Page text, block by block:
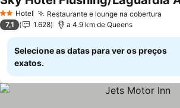
2 Estrelas
Hotel Restaurante e lounge na cobertura
7,1 1.628 a 4.9 km de Queens
Selecione as datas para ver os preços
exatos.